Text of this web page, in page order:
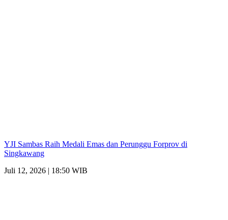
YJI Sambas Raih Medali Emas dan Perunggu Forprov di
Singkawang
Juli 12, 2026 | 18:50 WIB